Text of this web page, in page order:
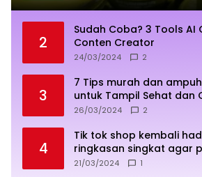
2
Sudah Coba? 3 Tools AI
Conten Creator
24/03/2024 2
3
7 Tips murah dan
untuk Tampil Sehat dan
26/03/2024 2
4
Tik tok shop kembali
ringkasan singkat agar
sukses
21/03/2024 1